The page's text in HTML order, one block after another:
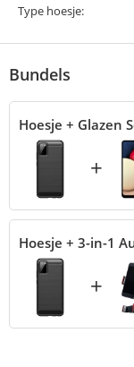
Type hoesje:
Bundels
Hoesje + Glazen
+
Hoesje + 3-in-1
+